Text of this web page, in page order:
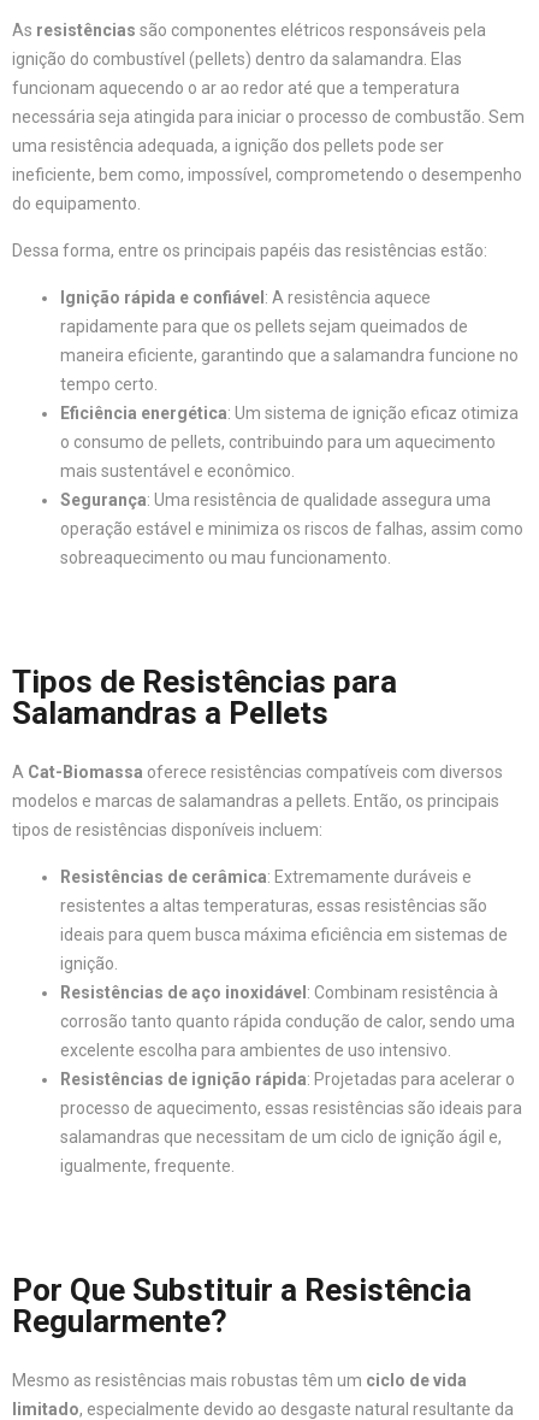
As resistências são componentes elétricos responsáveis pela
ignição do combustível (pellets) dentro da salamandra. Elas
funcionam aquecendo o ar ao redor até que a temperatura
necessária seja atingida para iniciar o processo de combustão. Sem
uma resistência adequada, a ignição dos pellets pode ser
ineficiente, bem como, impossível, comprometendo o desempenho
do equipamento.
Dessa forma, entre os principais papéis das resistências estão:
Ignição rápida e confiável : A resistência aquece
rapidamente para que os pellets sejam queimados de
maneira eficiente, garantindo que a salamandra funcione no
tempo certo.
Eficiência energética: Um sistema de ignição eficaz otimiza
o consumo de pellets, contribuindo para um aquecimento
mais sustentável e econômico.
Segurança: Uma resistência de qualidade assegura uma
operação estável e minimiza os riscos de falhas, assim como
sobreaquecimento ou mau funcionamento.
Tipos de Resistências para
Salamandras a Pellets
A Cat-Biomassa oferece resistências compatíveis com diversos
modelos e marcas de salamandras a pellets. Então, os principais
tipos de resistências disponíveis incluem:
Resistências de cerâmica: Extremamente duráveis e
resistentes a altas temperaturas, essas resistências são
ideais para quem busca máxima eficiência em sistemas de
ignição.
Resistências de aço inoxidável : Combinam resistência à
corrosão tanto quanto rápida condução de calor, sendo uma
excelente escolha para ambientes de uso intensivo.
Resistências de ignição rápida: Projetadas para acelerar o
processo de aquecimento, essas resistências são ideais para
salamandras que necessitam de um ciclo de ignição ágil e,
igualmente, frequente.
Por Que Substituir a Resistência
Regularmente?
Mesmo as resistências mais robustas têm um ciclo de vida
limitado, especialmente devido ao desgaste natural resultante da